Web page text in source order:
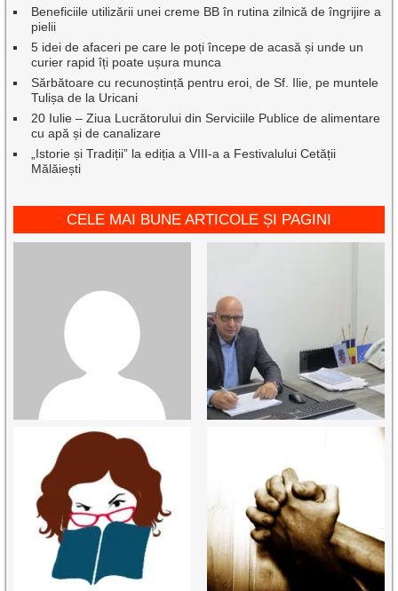
Beneficiile utilizării unei creme BB în rutina zilnică de îngrijire a
pielii
5 idei de afaceri pe care le poți începe de acasă și unde un
curier rapid îți poate ușura munca
Sărbătoare cu recunoștință pentru eroi, de Sf. Ilie, pe muntele
Tulișa de la Uricani
20 Iulie – Ziua Lucrătorului din Serviciile Publice de alimentare
cu apă și de canalizare
„Istorie și Tradiții” la ediția a VIII-a a Festivalului Cetății
Mălăiești
CELE MAI BUNE ARTICOLE ȘI PAGINI